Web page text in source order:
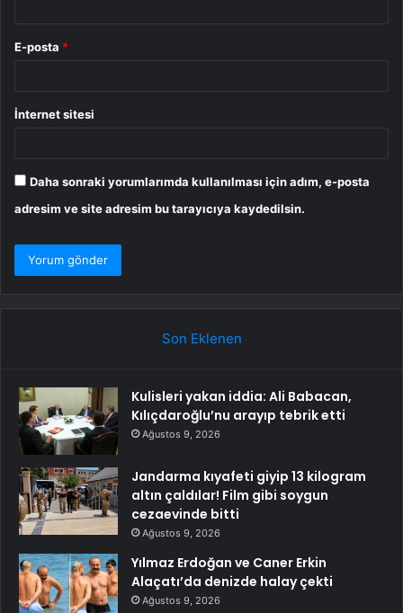
E-posta *
İnternet sitesi
Daha sonraki yorumlarımda kullanılması için adım, e-posta
adresim ve site adresim bu tarayıcıya kaydedilsin.
Son Eklenen
Kulisleri yakan iddia: Ali Babacan,
Kılıçdaroğlu’nu arayıp tebrik etti
Ağustos 9, 2026
Jandarma kıyafeti giyip 13 kilogram
altın çaldılar! Film gibi soygun
cezaevinde bitti
Ağustos 9, 2026
Yılmaz Erdoğan ve Caner Erkin
Alaçatı’da denizde halay çekti
Ağustos 9, 2026